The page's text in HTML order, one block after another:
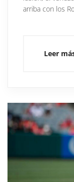
arriba con los
Leer